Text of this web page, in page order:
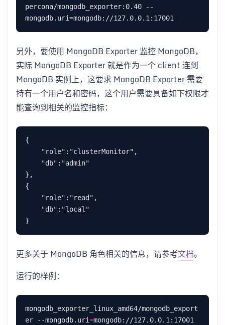
percona/mongodb_exporter:0.40 --
另外，要使用 MongoDB Exporter 监控 MongoDB，
实际 MongoDB Exporter 就是作为一个 client 连到
MongoDB 实例上，这要求 MongoDB Exporter 需要
持有一个用户名和密码，这个用户需要具备如下权限才
能查询到相关的监控指标：
{
},
{
更多关于 MongoDB 角色相关的信息，请参考文档。
运行的样例：
mongodb_exporter_linux_amd64/mongodb_export
er --mongodb.uri=